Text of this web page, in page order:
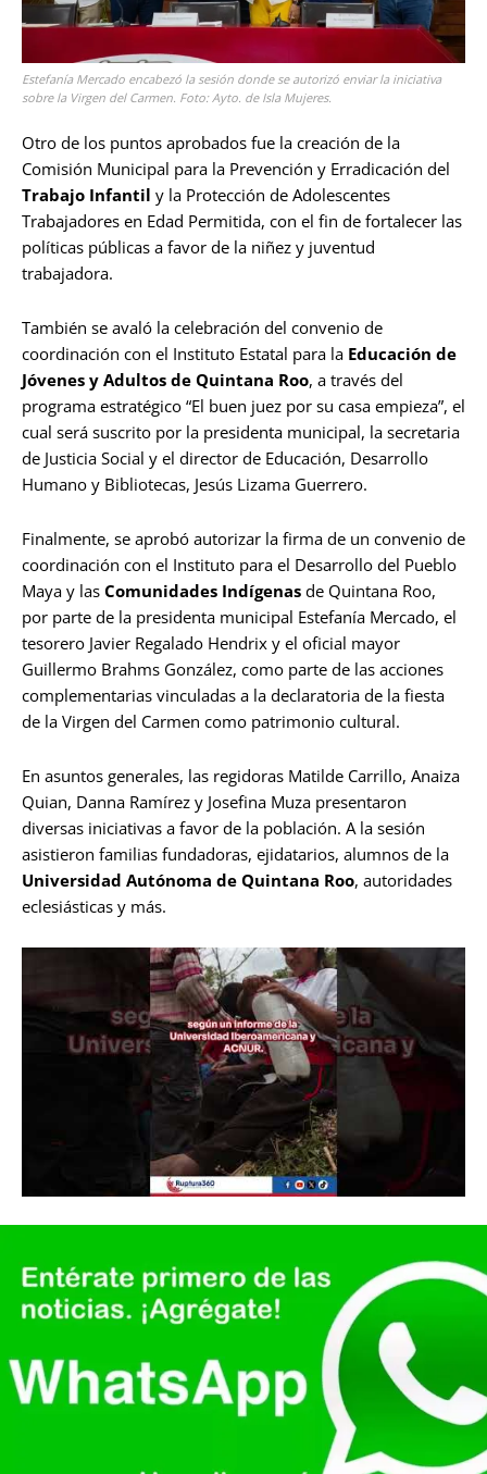
Estefanía Mercado encabezó la sesión donde se autorizó enviar la iniciativa
sobre la Virgen del Carmen. Foto: Ayto. de Isla Mujeres.
Otro de los puntos aprobados fue la creación de la
Comisión Municipal para la Prevención y Erradicación del
Trabajo Infantil y la Protección de Adolescentes
Trabajadores en Edad Permitida, con el fin de fortalecer las
políticas públicas a favor de la niñez y juventud
trabajadora.
También se avaló la celebración del convenio de
coordinación con el Instituto Estatal para la Educación de
Jóvenes y Adultos de Quintana Roo, a través del
programa estratégico “El buen juez por su casa empieza”, el
cual será suscrito por la presidenta municipal, la secretaria
de Justicia Social y el director de Educación, Desarrollo
Humano y Bibliotecas, Jesús Lizama Guerrero.
Finalmente, se aprobó autorizar la firma de un convenio de
coordinación con el Instituto para el Desarrollo del Pueblo
Maya y las Comunidades Indígenas de Quintana Roo,
por parte de la presidenta municipal Estefanía Mercado, el
tesorero Javier Regalado Hendrix y el oficial mayor
Guillermo Brahms González, como parte de las acciones
complementarias vinculadas a la declaratoria de la fiesta
de la Virgen del Carmen como patrimonio cultural.
En asuntos generales, las regidoras Matilde Carrillo, Anaiza
Quian, Danna Ramírez y Josefina Muza presentaron
diversas iniciativas a favor de la población. A la sesión
asistieron familias fundadoras, ejidatarios, alumnos de la
Universidad Autónoma de Quintana Roo, autoridades
eclesiásticas y más.